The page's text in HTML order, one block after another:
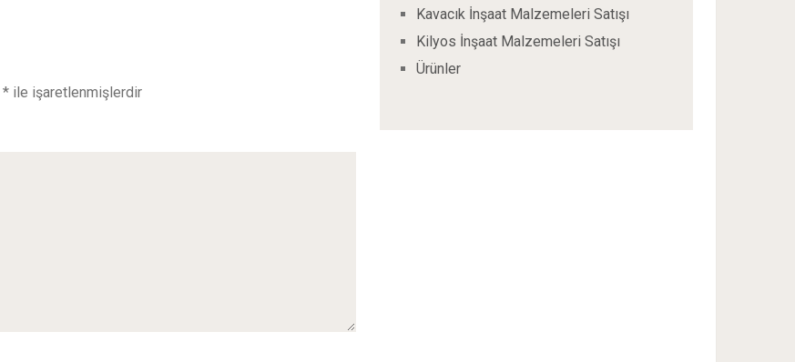
* ile işaretlenmişlerdir
Kavacık İnşaat Malzemeleri Satışı
Kilyos İnşaat Malzemeleri Satışı
Ürünler